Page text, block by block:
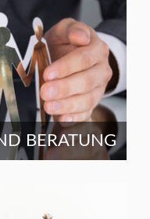
BERATUNG